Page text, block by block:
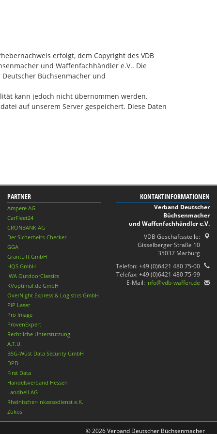
erfolgt, dem Copyright des VDB
und Waffenfachhändler e.V.. Die
Büchsenmacher und
kann jedoch nicht übernommen werden.
auf unserem Server gespeichert. Diese Daten
PARTNER
Ampere AG
CarFleet24
CRONBANK AG
Der Sicherheits-Checker
GGA
GrantLift GmbH
HQS GmbH
IWA OutdoorClassics
KVoptimal.de GmbH
OverNight Express & Logistics GmbH
PiP Laser
Pro Image
ProvenExpert
Rechtliche Unterstützung
A.T.U.
BSG-Wüst Data Security GmbH
DPD
First Data
Handelsverband Hessen
Landbell AG
Rheinischer-Inkassodienst e.K.
Zukos
KONTAKTINFORMATIONEN
Verband Deutscher
Büchsenmacher
und Waffenfachhändler e.V.
VDB Geschäftsstelle:
Gisselberger Straße 10
35037 Marburg
Telefon: +49 (0)6421 480 75-00
Telefax: +49 (0)6421 480 75-99
E-Mail: info@vdb-waffen.de
© 2026 Verband Deutscher Büchsenmacher